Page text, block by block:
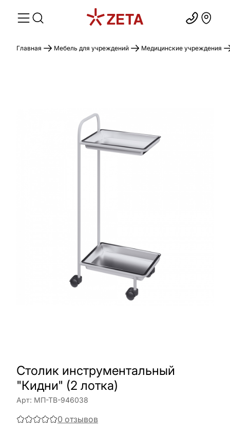
Главная Мебель для учреждений Медицинские учреждения
Столик инструментальный
"Кидни" (2 лотка)
Арт: МП-ТВ-946038
0 отзывов